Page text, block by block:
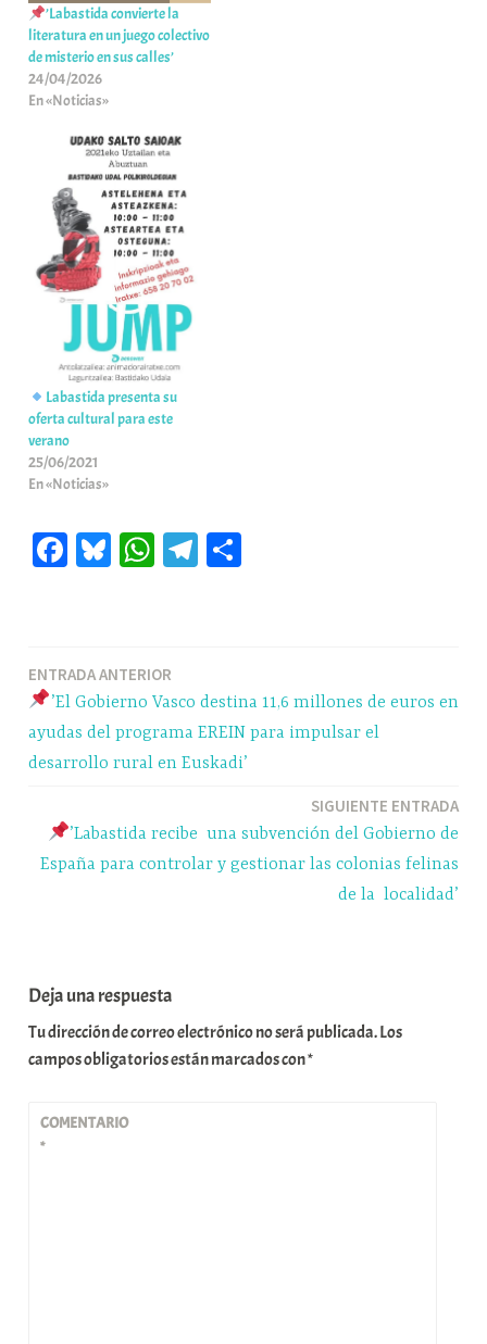
’Labastida convierte la
literatura en un juego colectivo
de misterio en sus calles’
24/04/2026
En «Noticias»
Labastida presenta su
oferta cultural para este
verano
25/06/2021
En «Noticias»
Fa Bl W
pp
Te
m rti
r
Navegación
de
entradas
ENTRADA ANTERIOR
’El Gobierno Vasco destina 11,6 millones de euros en
ayudas del programa EREIN para impulsar el
desarrollo rural en Euskadi’
SIGUIENTE ENTRADA
’Labastida recibe una subvención del Gobierno de
España para controlar y gestionar las colonias felinas
de la localidad’
Deja una respuesta
Tu dirección de correo electrónico no será publicada.Los
campos obligatorios están marcados con*
COMENTARIO
*